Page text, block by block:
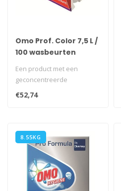
Omo Prof. Color 7,5 L /
100 wasbeurten
Een product met een
geconcentreerde
formulering in een
€52,74
8.55KG